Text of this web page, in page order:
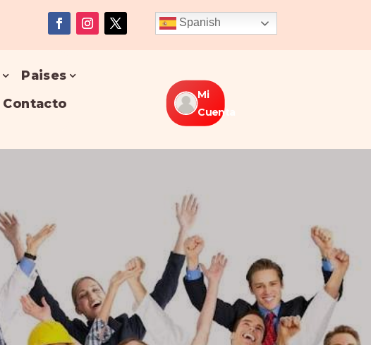
Spanish
Paises
Contacto
Mi
Cuenta